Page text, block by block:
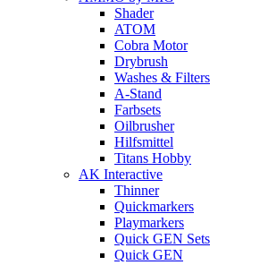
Shader
ATOM
Cobra Motor
Drybrush
Washes & Filters
A-Stand
Farbsets
Oilbrusher
Hilfsmittel
Titans Hobby
AK Interactive
Thinner
Quickmarkers
Playmarkers
Quick GEN Sets
Quick GEN